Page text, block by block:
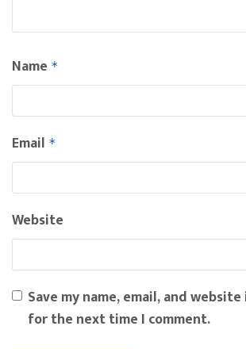
Name *
Email *
Website
Save my name, email, and
for the next time I comment.